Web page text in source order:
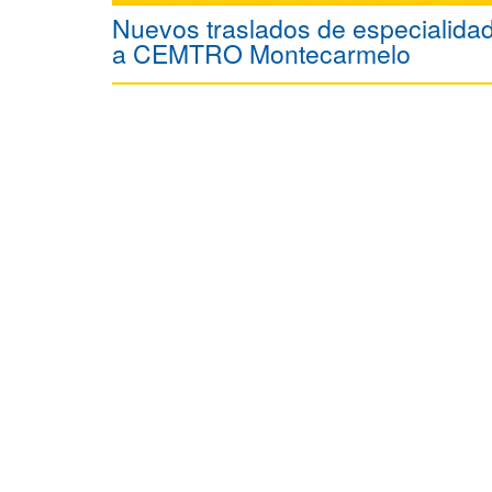
Nuevos traslados de
a CEMTRO Montecarmelo